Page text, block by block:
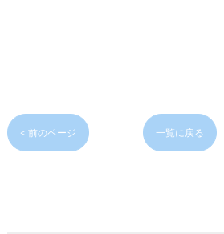
< 前のページ 一覧に戻る